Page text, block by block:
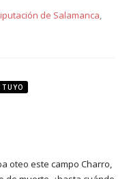
de Salamanca,
oteo este campo Charro,